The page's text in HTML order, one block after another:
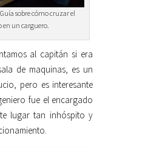
sobre cómo cruzar el
un carguero.
al capitán si era
de maquinas, es un
pero es interesante
fue el encargado
lugar tan inhóspito y